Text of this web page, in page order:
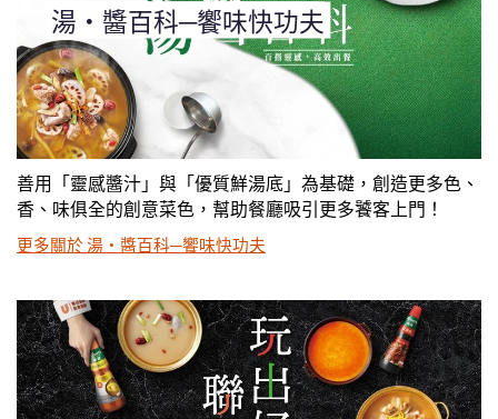
湯‧醬百科─饗味快功夫
善用「靈感醬汁」與「優質鮮湯底」為基礎，創造更多色、
香、味俱全的創意菜色，幫助餐廳吸引更多饕客上門！
更多關於 湯‧醬百科─饗味快功夫